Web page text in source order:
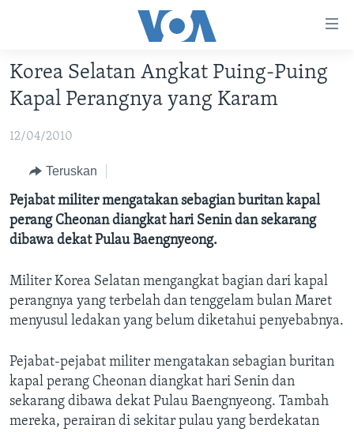
Akses
Lanjut
ke
Konten
Lanjut
Navigasi
Utama
Lanjut
Pencarian
DUNIA
VIDEO
POLYGRAPH
DAFTAR PROGRAM
Learning English
IKUTI KAMI
Bahasa-bahasa
Korea Selatan Angkat Puing-Puing
Kapal Perangnya yang Karam
12/04/2010
Teruskan
Pejabat militer mengatakan sebagian buritan kapal
perang Cheonan diangkat hari Senin dan sekarang
dibawa dekat Pulau Baengnyeong.
Militer Korea Selatan mengangkat bagian dari kapal
perangnya yang terbelah dan tenggelam bulan Maret
menyusul ledakan yang belum diketahui penyebabnya.
Pejabat-pejabat militer mengatakan sebagian buritan
kapal perang Cheonan diangkat hari Senin dan
sekarang dibawa dekat Pulau Baengnyeong. Tambah
mereka, perairan di sekitar pulau yang berdekatan